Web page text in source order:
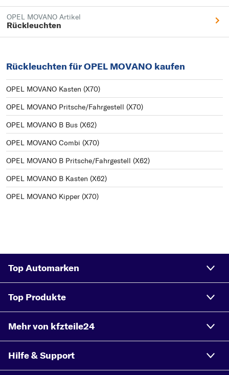
OPEL MOVANO Artikel
Rückleuchten
Rückleuchten für OPEL MOVANO kaufen
OPEL MOVANO Kasten (X70)
OPEL MOVANO Pritsche/Fahrgestell (X70)
OPEL MOVANO B Bus (X62)
OPEL MOVANO Combi (X70)
OPEL MOVANO B Pritsche/Fahrgestell (X62)
OPEL MOVANO B Kasten (X62)
OPEL MOVANO Kipper (X70)
Top Automarken
Top Produkte
Mehr von kfzteile24
Hilfe & Support